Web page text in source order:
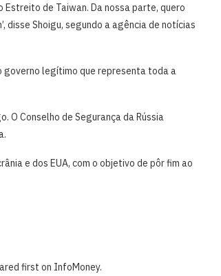
Estreito de Taiwan. Da nossa parte, quero
disse Shoigu, segundo a agência de ​notícias
‌governo legítimo que representa toda a
O Conselho ‍de Segurança da Rússia
‍e dos EUA, com o objetivo de pôr fim ao
first on InfoMoney.